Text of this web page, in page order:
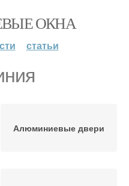
ОКНА
статьи
Алюминиевые двери